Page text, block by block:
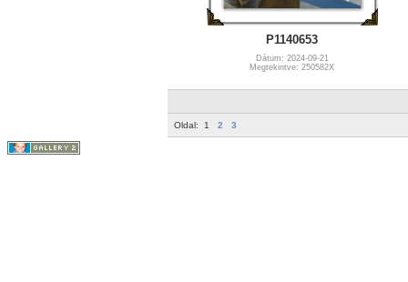
P1140653
Dátum: 2024-09-21
Megtekintve: 250582X
Oldal: 1 2 3